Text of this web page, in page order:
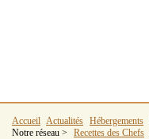
Accueil Actualités Hébergements
Notre réseau >
Recettes des Chefs